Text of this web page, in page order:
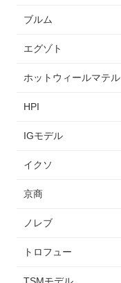
ブルム
エグゾト
ホットウィールマテル
HPI
IGモデル
イクソ
京商
ノレブ
トロフュー
TSMモデル